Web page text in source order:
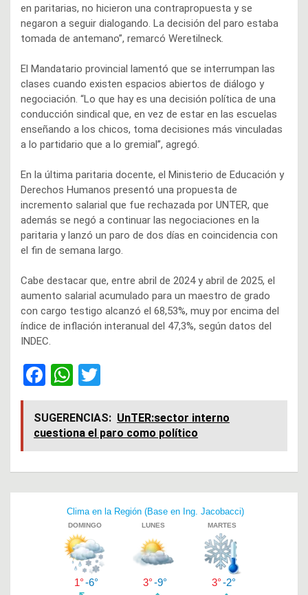
en paritarias, no hicieron una contrapropuesta y se
negaron a seguir dialogando. La decisión del paro estaba
tomada de antemano”, remarcó Weretilneck.
El Mandatario provincial lamentó que se interrumpan las
clases cuando existen espacios abiertos de diálogo y
negociación. “Lo que hay es una decisión política de una
conducción sindical que, en vez de estar en las escuelas
enseñando a los chicos, toma decisiones más vinculadas
a lo partidario que a lo gremial”, agregó.
En la última paritaria docente, el Ministerio de Educación y
Derechos Humanos presentó una propuesta de
incremento salarial que fue rechazada por UNTER, que
además se negó a continuar las negociaciones en la
paritaria y lanzó un paro de dos días en coincidencia con
el fin de semana largo.
Cabe destacar que, entre abril de 2024 y abril de 2025, el
aumento salarial acumulado para un maestro de grado
con cargo testigo alcanzó el 68,53%, muy por encima del
índice de inflación interanual del 47,3%, según datos del
INDEC.
F
a
ce
b
W
h
at
s
p
wi
tt
er
SUGERENCIAS: UnTER:sector interno
cuestiona el paro como político
entradas